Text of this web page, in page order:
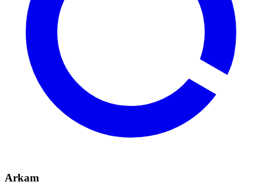
Arkam